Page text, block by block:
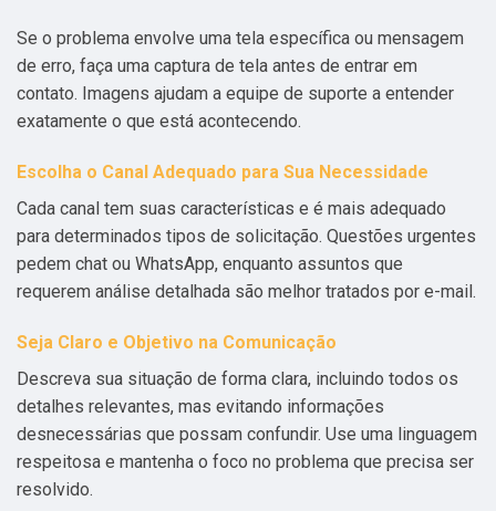
Se o problema envolve uma tela específica ou mensagem
de erro, faça uma captura de tela antes de entrar em
contato. Imagens ajudam a equipe de suporte a entender
exatamente o que está acontecendo.
Escolha o Canal Adequado para Sua Necessidade
Cada canal tem suas características e é mais adequado
para determinados tipos de solicitação. Questões urgentes
pedem chat ou WhatsApp, enquanto assuntos que
requerem análise detalhada são melhor tratados por e-mail.
Seja Claro e Objetivo na Comunicação
Descreva sua situação de forma clara, incluindo todos os
detalhes relevantes, mas evitando informações
desnecessárias que possam confundir. Use uma linguagem
respeitosa e mantenha o foco no problema que precisa ser
resolvido.